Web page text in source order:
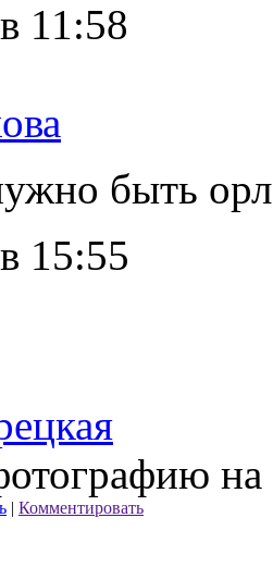
11:58
быть
15:55
на
| Комментировать